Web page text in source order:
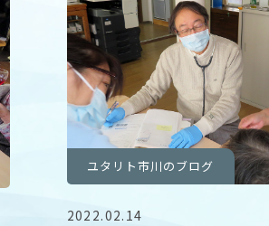
ユタリト市川のブログ
2022.02.14